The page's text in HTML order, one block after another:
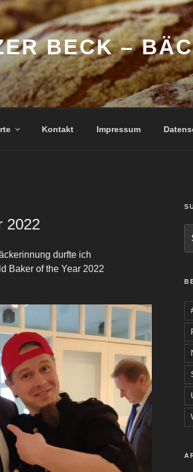
BECK –
Kontakt Impressum
2022
durfte ich
Baker of the Year 2022